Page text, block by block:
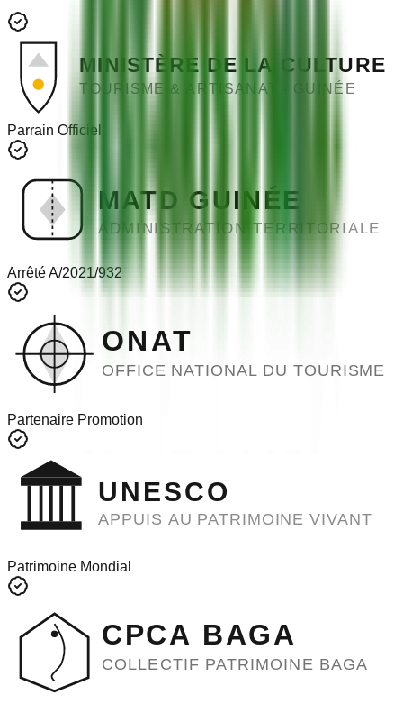
MINISTÈRE DE LA CULTURE
TOURISME & ARTISANAT - GUINÉE
Parrain Officiel
MATD GUINÉE
ADMINISTRATION TERRITORIALE
Arrêté A/2021/932
ONAT
OFFICE NATIONAL DU TOURISME
Partenaire Promotion
UNESCO
APPUIS AU PATRIMOINE VIVANT
Patrimoine Mondial
CPCA BAGA
COLLECTIF PATRIMOINE BAGA